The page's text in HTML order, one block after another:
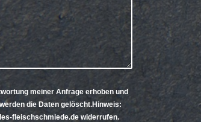
meiner Anfrage erhoben und
die Daten gelöscht.Hinweis:
fleischschmiede.de widerrufen.